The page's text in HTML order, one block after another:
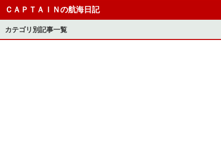
ＣＡＰＴＡＩＮの航海日記
カテゴリ別記事一覧